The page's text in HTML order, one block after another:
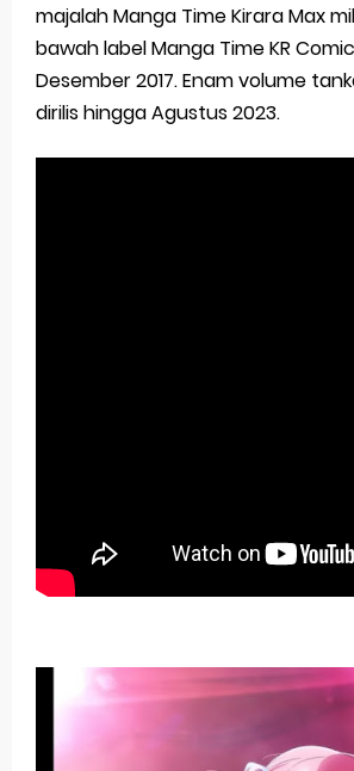
majalah Manga Time Kirara Max
bawah label Manga Time KR
Desember 2017. Enam volume
dirilis hingga Agustus 2023.